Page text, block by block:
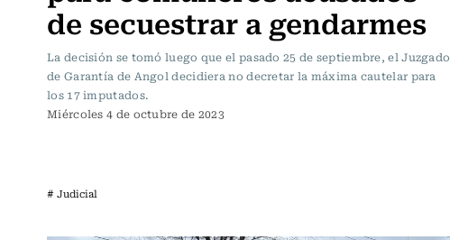
de secuestrar a gendarmes
La decisión se tomó luego que el pasado 25 de septiembre, el Juzgado
de Garantía de Angol decidiera no decretar la máxima cautelar para
los 17 imputados.
Miércoles 4 de octubre de 2023
# Judicial